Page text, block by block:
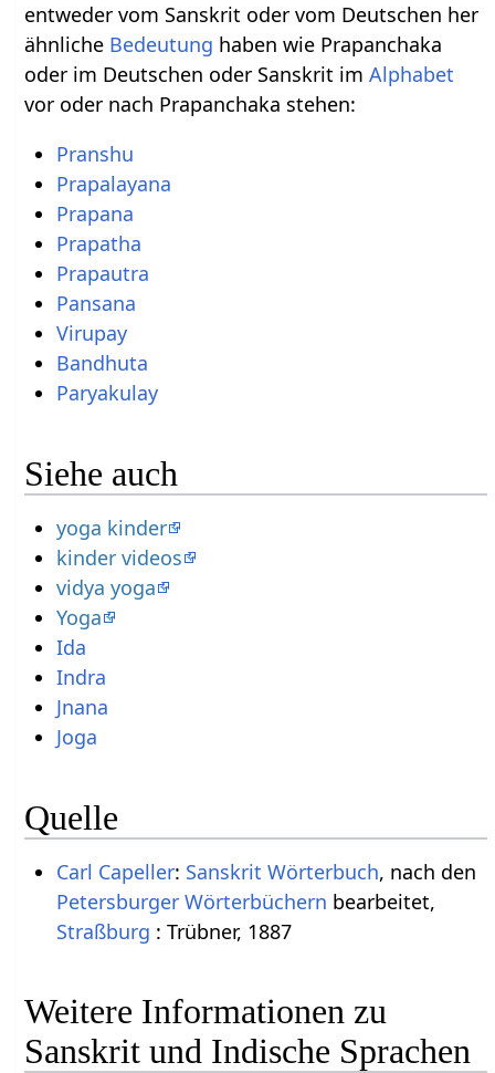
entweder vom Sanskrit oder vom Deutschen her
ähnliche Bedeutung haben wie Prapanchaka
oder im Deutschen oder Sanskrit imAlphabet
vor oder nach Prapanchaka stehen:
Pranshu
Prapalayana
Prapana
Prapatha
Prapautra
Pansana
Virupay
Bandhuta
Paryakulay
Siehe auch
yoga kinder
kinder videos
vidya yoga
Yoga
Ida
Indra
Jnana
Joga
Quelle
Carl Capeller: Sanskrit Wörterbuch, nach den
Petersburger Wörterbüchern bearbeitet,
Straßburg : Trübner, 1887
Weitere Informationen zu
Sanskrit und Indische Sprachen